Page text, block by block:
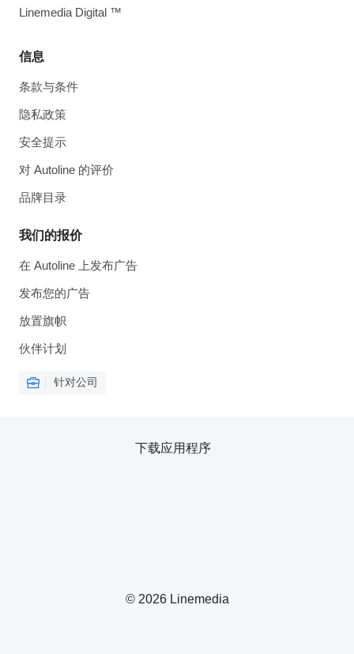
信息
条款与条件
隐私政策
安全提示
对 Autoline 的评价
品牌目录
我们的报价
在 Autoline 上发布广告
发布您的广告
放置旗帜
伙伴计划
针对公司
Linemedia Digital ™
© 2026 Linemedia
下载应用程序